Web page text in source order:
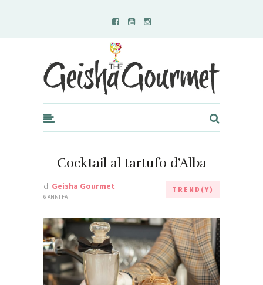
Geisha Gourmet
Cocktail al tartufo d’Alba
di Geisha Gourmet
6 ANNI FA
TREND(Y)